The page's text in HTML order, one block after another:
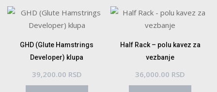
GHD (Glute Hamstrings
Developer) klupa
39,200.00 RSD
Half Rack – polu kavez za
vezbanje
36,000.00 RSD